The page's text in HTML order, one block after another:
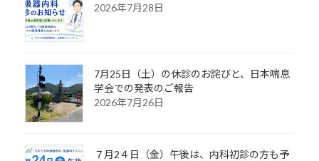
2026年7月28日
7月25日（土）の休診のお詫びと、日本喘息
学会での発表のご報告
2026年7月26日
７月2４日（金）午後は、内科初診の方も予